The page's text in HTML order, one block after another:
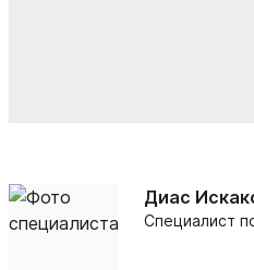
Диас
Специалист